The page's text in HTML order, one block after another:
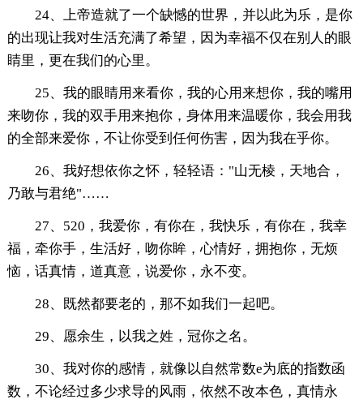
24、上帝造就了一个缺憾的世界，并以此为乐，是你
的出现让我对生活充满了希望，因为幸福不仅在别人的眼
睛里，更在我们的心里。
25、我的眼睛用来看你，我的心用来想你，我的嘴用
来吻你，我的双手用来抱你，身体用来温暖你，我会用我
的全部来爱你，不让你受到任何伤害，因为我在乎你。
26、我好想依你之怀，轻轻语："山无棱，天地合，
乃敢与君绝"……
27、520，我爱你，有你在，我快乐，有你在，我幸
福，牵你手，生活好，吻你眸，心情好，拥抱你，无烦
恼，话真情，道真意，说爱你，永不变。
28、既然都要老的，那不如我们一起吧。
29、愿余生，以我之姓，冠你之名。
30、我对你的感情，就像以自然常数e为底的指数函
数，不论经过多少求导的风雨，依然不改本色，真情永